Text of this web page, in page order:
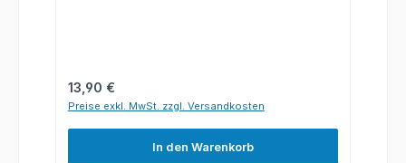
Regulärer Preis:
13,90 €
Preise exkl. MwSt. zzgl. Versandkosten
In den Warenkorb